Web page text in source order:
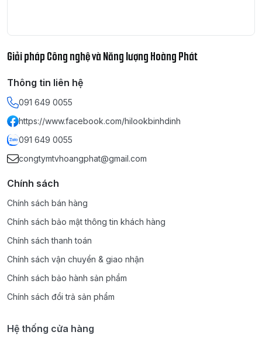
Giải pháp Công nghệ và Năng lượng Hoàng Phát
Thông tin liên hệ
091 649 0055
https://www.facebook.com/hilookbinhdinh
091 649 0055
congtymtvhoangphat@gmail.com
Chính sách
Chính sách bán hàng
Chính sách bảo mật thông tin khách hàng
Chính sách thanh toán
Chính sách vận chuyển & giao nhận
Chính sách bảo hành sản phẩm
Chính sách đổi trả sản phẩm
Hệ thống cửa hàng